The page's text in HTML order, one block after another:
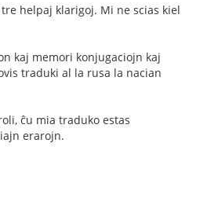
helpaj klarigoj. Mi ne scias kiel
kaj memori konjugaciojn kaj
traduki al la rusa la nacian
ĉu mia traduko estas
erarojn.